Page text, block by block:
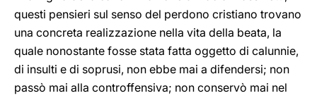
questi pensieri sul senso del perdono cristiano trovano
una concreta realizzazione nella vita della beata, la
quale nonostante fosse stata fatta oggetto di calunnie,
di insulti e di soprusi, non ebbe mai a difendersi; non
passò mai alla controffensiva; non conservò mai nel